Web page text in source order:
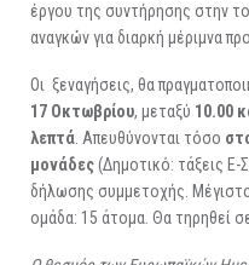
έργου της συντήρησης στην
αναγκών για διαρκή μέριμνα
Οι ξεναγήσεις, θα
17 Οκτωβρίου, μεταξύ 10.00
λεπτά . Απευθύνονται τόσο
μονάδες(Δημοτικό: τάξεις Ε-
δήλωσης συμμετοχής.
ομάδα: 15 άτομα. Θα τηρηθεί